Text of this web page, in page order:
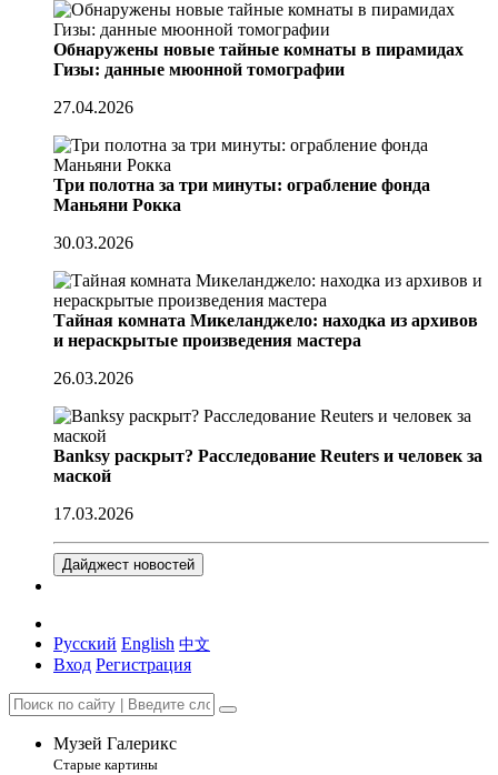
Обнаружены новые тайные комнаты в пирамидах
Гизы: данные мюонной томографии
27.04.2026
Три полотна за три минуты: ограбление фонда
Маньяни Рокка
30.03.2026
Тайная комната Микеланджело: находка из архивов
и нераскрытые произведения мастера
26.03.2026
Banksy раскрыт? Расследование Reuters и человек за
маской
17.03.2026
Дайджест новостей
Русский English 中文
Вход Регистрация
Музей Галерикс
Старые картины